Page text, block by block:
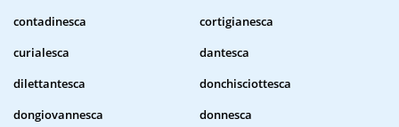
contadinesca
cortigianesca
curialesca
dantesca
dilettantesca
donchisciottesca
dongiovannesca
donnesca